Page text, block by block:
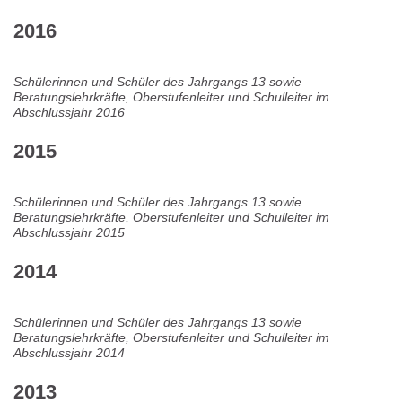
2016
Schülerinnen und Schüler des Jahrgangs 13 sowie
Beratungslehrkräfte, Oberstufenleiter und Schulleiter im
Abschlussjahr 2016
2015
Schülerinnen und Schüler des Jahrgangs 13 sowie
Beratungslehrkräfte, Oberstufenleiter und Schulleiter im
Abschlussjahr 2015
2014
Schülerinnen und Schüler des Jahrgangs 13 sowie
Beratungslehrkräfte, Oberstufenleiter und Schulleiter im
Abschlussjahr 2014
2013